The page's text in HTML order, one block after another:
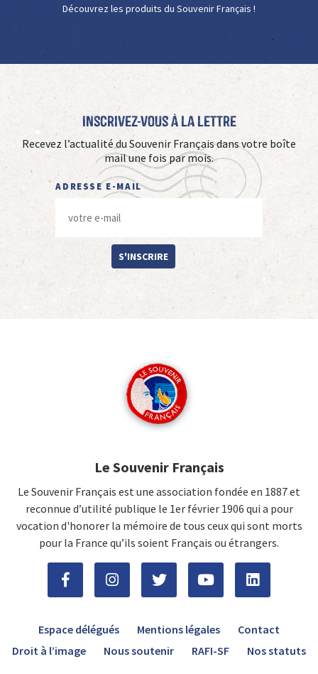
Découvrez les produits du Souvenir Français !
Inscrivez-vous à La Lettre
Recevez l’actualité du Souvenir Français dans votre boîte
mail une fois par mois.
ADRESSE E-MAIL
S'INSCRIRE
Le Souvenir Français
Le Souvenir Français est une association fondée en 1887 et
reconnue d’utilité publique le 1er février 1906 qui a pour
vocation d'honorer la mémoire de tous ceux qui sont morts
pour la France qu’ils soient Français ou étrangers.
Espace délégués Mentions légales
Contact
Droit à l’image
Nous soutenir RAFI-SF Nos statuts